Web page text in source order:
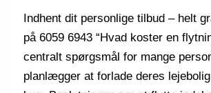
Indhent dit personlige tilbud – helt
på 6059 6943 “Hvad koster en
centralt spørgsmål for mange
planlægger at forlade deres